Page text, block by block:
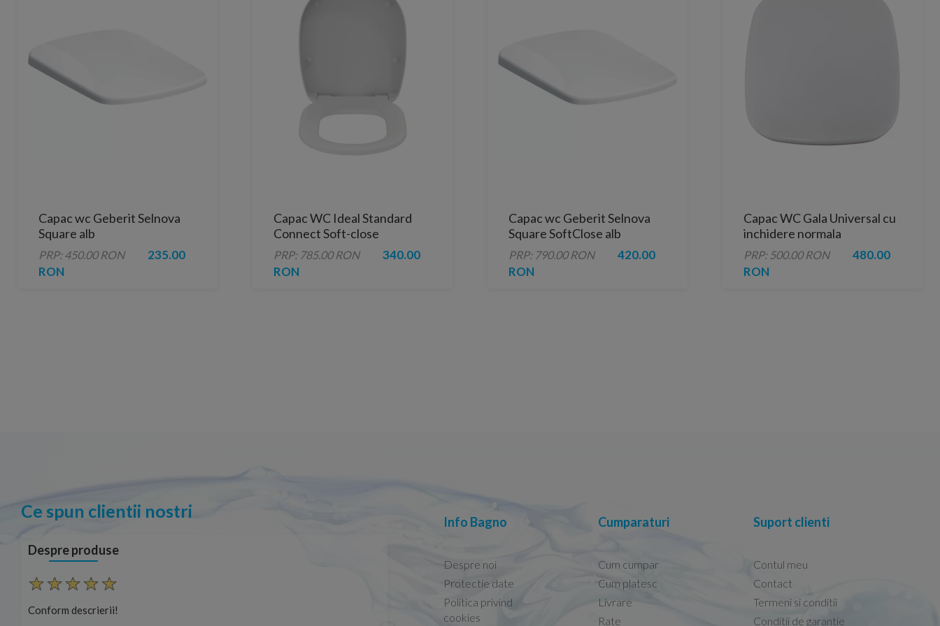
Capac wc Geberit Selnova
Square alb
PRP: 450.00 RON
235.00
RON
Capac WC Ideal Standard
Connect Soft-close
PRP: 785.00 RON
340.00
RON
Capac wc Geberit Selnova
Square SoftClose alb
PRP: 790.00 RON
420.00
RON
Capac WC Gala Universal cu
inchidere normala
PRP: 500.00 RON
480.00
RON
Ce spun clientii nostri
Despre produse
Conform descrierii! Conform descrierii! Capacele Grohe sunt de bună calitate și se
Info Bagno
Despre noi
Protectie date
Politica privind
cookies
Cumparaturi
Cum cumpar
Cum platesc
Livrare
Rate
Suport clienti
Contul meu
Contact
Termeni si conditii
Conditii de garantie